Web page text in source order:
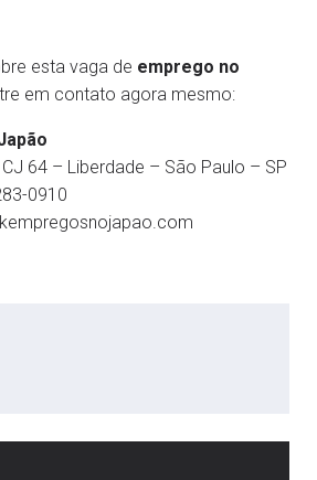
esta vaga de emprego no
em contato agora mesmo:
64 – Liberdade – São Paulo – SP
0910